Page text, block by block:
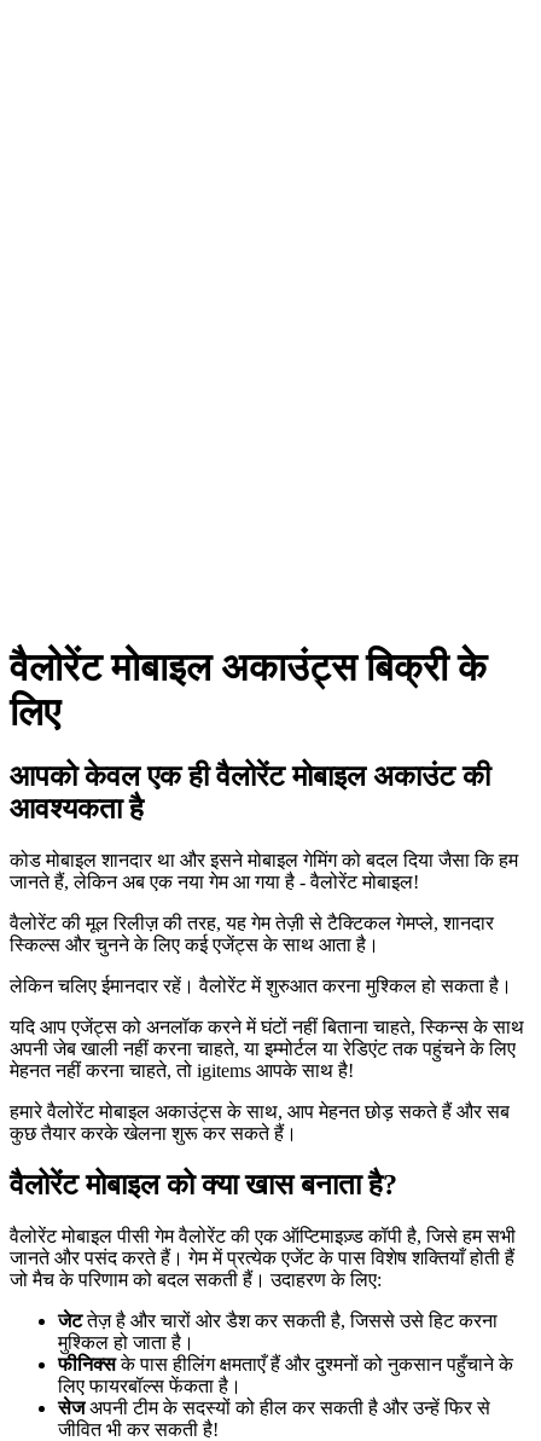
वैलोरेंट मोबाइल अकाउंट्स बिक्री के
लिए
आपको केवल एक ही वैलोरेंट मोबाइल अकाउंट की
आवश्यकता है
कोड मोबाइल शानदार था और इसने मोबाइल गेमिंग को बदल दिया जैसा कि हम
जानते हैं, लेकिन अब एक नया गेम आ गया है - वैलोरेंट मोबाइल!
वैलोरेंट की मूल रिलीज़ की तरह, यह गेम तेज़ी से टैक्टिकल गेमप्ले, शानदार
स्किल्स और चुनने के लिए कई एजेंट्स के साथ आता है।
लेकिन चलिए ईमानदार रहें। वैलोरेंट में शुरुआत करना मुश्किल हो सकता है।
यदि आप एजेंट्स को अनलॉक करने में घंटों नहीं बिताना चाहते, स्किन्स के साथ
अपनी जेब खाली नहीं करना चाहते, या इम्मोर्टल या रेडिएंट तक पहुंचने के लिए
मेहनत नहीं करना चाहते, तो igitems आपके साथ है!
हमारे वैलोरेंट मोबाइल अकाउंट्स के साथ, आप मेहनत छोड़ सकते हैं और सब
कुछ तैयार करके खेलना शुरू कर सकते हैं।
वैलोरेंट मोबाइल को क्या खास बनाता है?
वैलोरेंट मोबाइल पीसी गेम वैलोरेंट की एक ऑप्टिमाइज़्ड कॉपी है, जिसे हम सभी
जानते और पसंद करते हैं। गेम में प्रत्येक एजेंट के पास विशेष शक्तियाँ होती हैं
जो मैच के परिणाम को बदल सकती हैं। उदाहरण के लिए:
जेटतेज़ है और चारों ओर डैश कर सकती है, जिससे उसे हिट करना
मुश्किल हो जाता है।
फीनिक्सके पास हीलिंग क्षमताएँ हैं और दुश्मनों को नुकसान पहुँचाने के
लिए फायरबॉल्स फेंकता है।
सेजअपनी टीम के सदस्यों को हील कर सकती है और उन्हें फिर से
जीवित भी कर सकती है!